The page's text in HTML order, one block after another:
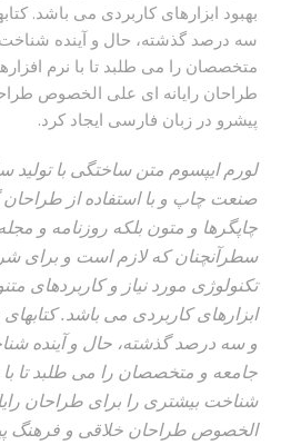
بهبود ابزارهای کاربردی می باشد.
سه درصد گذشته، حال و آینده شناخت
متخصصان را می طلبد تا با نرم
طراحان رایانه ای علی الخصوص
پیشرو در زبان فارسی ایجاد کرد.
لورم ایپسوم متن ساختگی با تولید
صنعت چاپ و با استفاده از
چاپگرها و متون بلکه روزنامه و
سطرآنچنان که لازم است و برای
تکنولوژی مورد نیاز و کاربردهای
ابزارهای کاربردی می باشد.
و سه درصد گذشته، حال و آینده
جامعه و متخصصان را می طلبد تا با
شناخت بیشتری را برای طراحان
الخصوص طراحان خلاقی و فرهنگ